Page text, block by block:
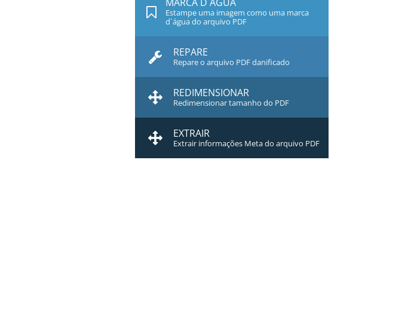
Estampe uma imagem como uma marca
d`água do arquivo PDF
REPARE
Repare o arquivo PDF danificado
REDIMENSIONAR
Redimensionar tamanho do PDF
EXTRAIR
Extrair informações Meta do arquivo PDF